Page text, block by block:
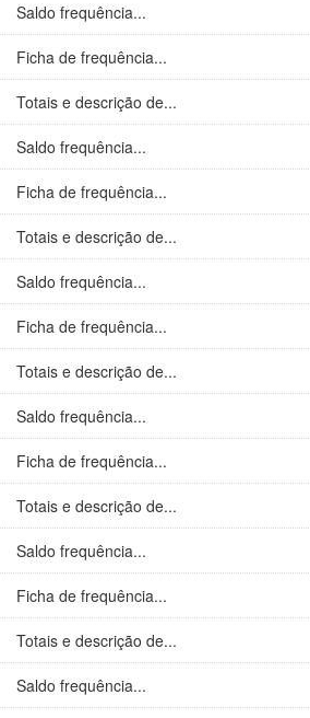
Saldo frequência...
Ficha de frequência...
Totais e descrição de...
Saldo frequência...
Ficha de frequência...
Totais e descrição de...
Saldo frequência...
Ficha de frequência...
Totais e descrição de...
Saldo frequência...
Ficha de frequência...
Totais e descrição de...
Saldo frequência...
Ficha de frequência...
Totais e descrição de...
Saldo frequência...